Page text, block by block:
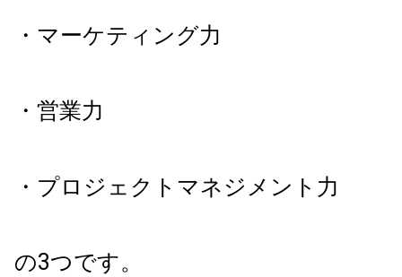
・マーケティング力
・営業力
・プロジェクトマネジメント力
の3つです。